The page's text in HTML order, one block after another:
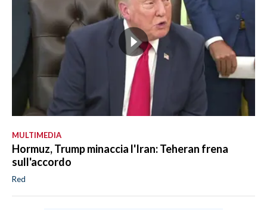
MULTIMEDIA
Hormuz, Trump minaccia l'Iran: Teheran frena
sull'accordo
Red